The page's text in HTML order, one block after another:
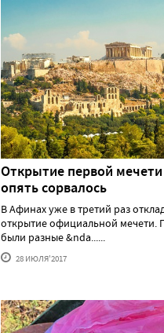
Открытие первой
опять сорвалось
В Афинах уже в третий раз
открытие официальной мечети.
были разные &nda......
28 ИЮЛЯ'2017